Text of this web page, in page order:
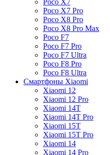
Poco X7 Pro
Poco X8 Pro
Poco X8 Pro Max
Poco F7
Poco F7 Pro
Poco F7 Ultra
Poco F8 Pro
Poco F8 Ultra
Смартфоны Xiaomi
Xiaomi 12
Xiaomi 12 Pro
Xiaomi 14T
Xiaomi 14T Pro
Xiaomi 15T
Xiaomi 15T Pro
Xiaomi 14
Xiaomi 14 Pro